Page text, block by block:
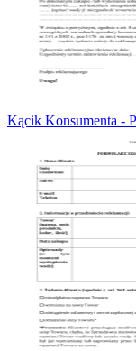
Kącik Konsumenta -